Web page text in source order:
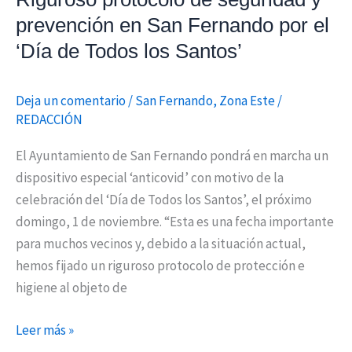
prevención en San Fernando por el
‘Día de Todos los Santos’
Deja un comentario/San Fernando, Zona Este/
REDACCIÓN
El Ayuntamiento de San Fernando pondrá en marcha un
dispositivo especial ‘anticovid’ con motivo de la
celebración del ‘Día de Todos los Santos’, el próximo
domingo, 1 de noviembre. “Esta es una fecha importante
para muchos vecinos y, debido a la situación actual,
hemos fijado un riguroso protocolo de protección e
higiene al objeto de
‘Día
de
Todos
Santos’
Leer más »